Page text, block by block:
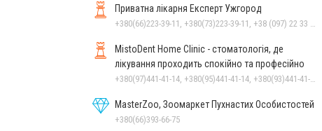
Приватна лікарня Експерт Ужгород
+380(66)223-39-11, +380(73)223-39-11, +38 (097) 22 33 911
MistoDent Home Clinic - стоматологія, де
лікування проходить спокійно та професійно
+380(97)441-41-14, +380(95)441-41-14, +380(93)441-41-14
MasterZoo, Зоомаркет Пухнастих Особистостей
+380(66)393-66-75